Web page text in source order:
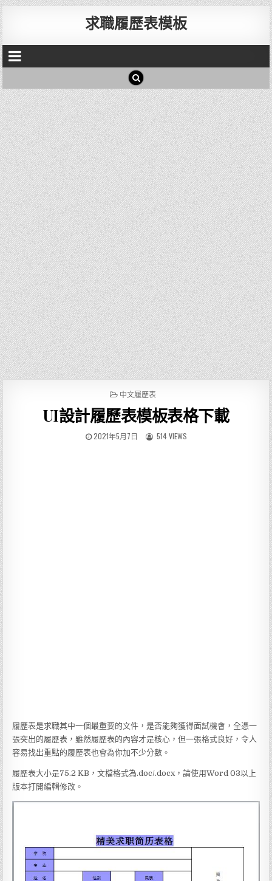
求職履歷表模板
P
S
T
E
中文履歷表
UI設計履歷表模板表格下載
2021年5月7日 514 VIEWS
履歷表是求職其中一個最重要的文件，是否能夠獲得面試機會，全憑一
張突出的履歷表，雖然履歷表的內容才是核心，但一張格式良好，令人
容易找出重點的履歷表也會為你加不少分數。
履歷表大小是75.2 KB，文檔格式為.doc/.docx，請使用Word 03以上
版本打開編輯修改。